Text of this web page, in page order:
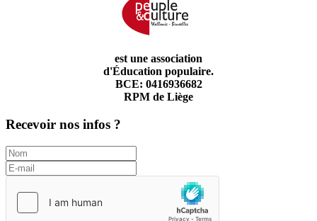
est une association
d'Éducation populaire.
BCE: 0416936682
RPM de Liège
Recevoir nos infos ?